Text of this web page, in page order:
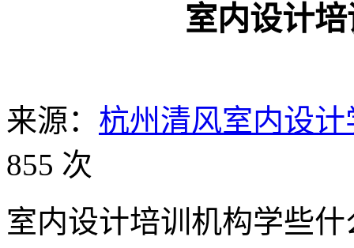
室内设计
来源： 杭州清风室内设计
855 次
室内设计培训机构学些